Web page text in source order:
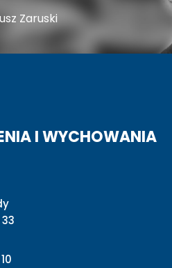
Zaruski
I WYCHOWANIA